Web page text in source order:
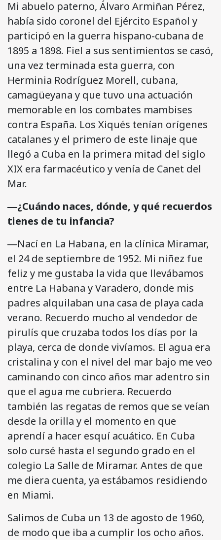
Mi abuelo paterno, Álvaro Armiñan Pérez,
había sido coronel del Ejército Español y
participó en la guerra hispano-cubana de
1895 a 1898. Fiel a sus sentimientos se casó,
una vez terminada esta guerra, con
Herminia Rodríguez Morell, cubana,
camagüeyana y que tuvo una actuación
memorable en los combates mambises
contra España. Los Xiqués tenían orígenes
catalanes y el primero de este linaje que
llegó a Cuba en la primera mitad del siglo
XIX era farmacéutico y venía de Canet del
Mar.
―¿Cuándo naces, dónde, y qué recuerdos
tienes de tu infancia?
―Nací en La Habana, en la clínica Miramar,
el 24 de septiembre de 1952. Mi niñez fue
feliz y me gustaba la vida que llevábamos
entre La Habana y Varadero, donde mis
padres alquilaban una casa de playa cada
verano. Recuerdo mucho al vendedor de
pirulís que cruzaba todos los días por la
playa, cerca de donde vivíamos. El agua era
cristalina y con el nivel del mar bajo me veo
caminando con cinco años mar adentro sin
que el agua me cubriera. Recuerdo
también las regatas de remos que se veían
desde la orilla y el momento en que
aprendí a hacer esquí acuático. En Cuba
solo cursé hasta el segundo grado en el
colegio La Salle de Miramar. Antes de que
me diera cuenta, ya estábamos residiendo
en Miami.
Salimos de Cuba un 13 de agosto de 1960,
de modo que iba a cumplir los ocho años.